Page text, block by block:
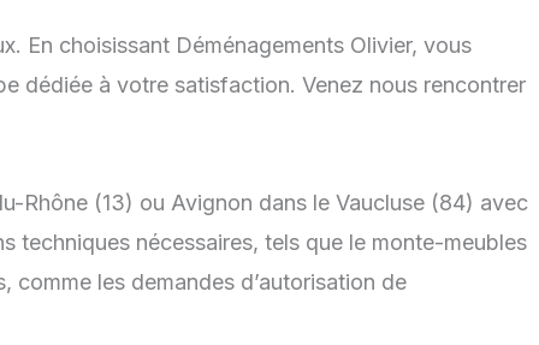
En choisissant Déménagements Olivier, vous
dédiée à votre satisfaction. Venez nous rencontrer
Rhône (13) ou Avignon dans le Vaucluse (84) avec
techniques nécessaires, tels que le monte-meubles
les demandes d’autorisation de